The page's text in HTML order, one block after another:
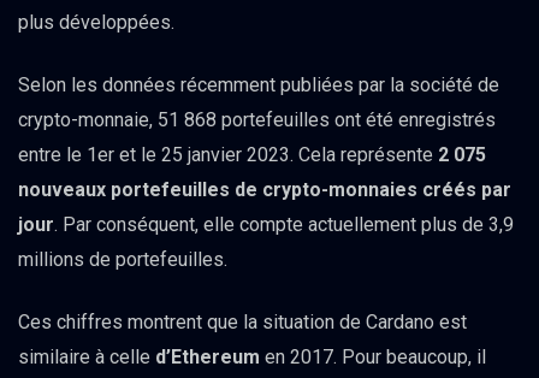
plus développées.
Selon les données récemment publiées par la société de
crypto-monnaie, 51 868 portefeuilles ont été enregistrés
entre le 1er et le 25 janvier 2023. Cela représente 2 075
nouveaux portefeuilles de crypto-monnaies créés par
jour. Par conséquent, elle compte actuellement plus de 3,9
millions de portefeuilles.
Ces chiffres montrent que la situation de Cardano est
similaire à celle d’Ethereum en 2017. Pour beaucoup, il